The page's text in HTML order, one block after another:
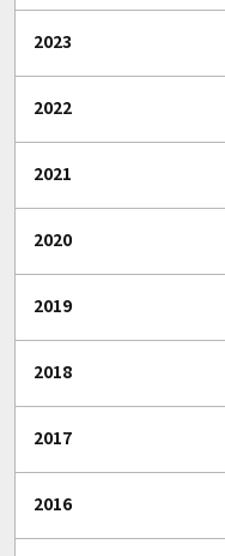
2023
2022
2021
2020
2019
2018
2017
2016